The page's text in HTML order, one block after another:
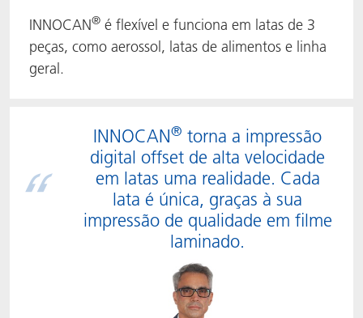
INNOCAN® é flexível e funciona em latas de 3
peças, como aerossol, latas de alimentos e linha
geral.
INNOCAN® torna a impressão
digital offset de alta velocidade
em latas uma realidade. Cada
lata é única, graças à sua
impressão de qualidade em filme
laminado.